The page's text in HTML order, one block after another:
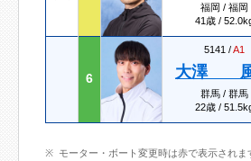
福岡 / 福岡
41歳 /
6
5141 /A1
大澤
群馬 / 群馬
22歳 /
モーター・ボート変更時は赤で表示されま